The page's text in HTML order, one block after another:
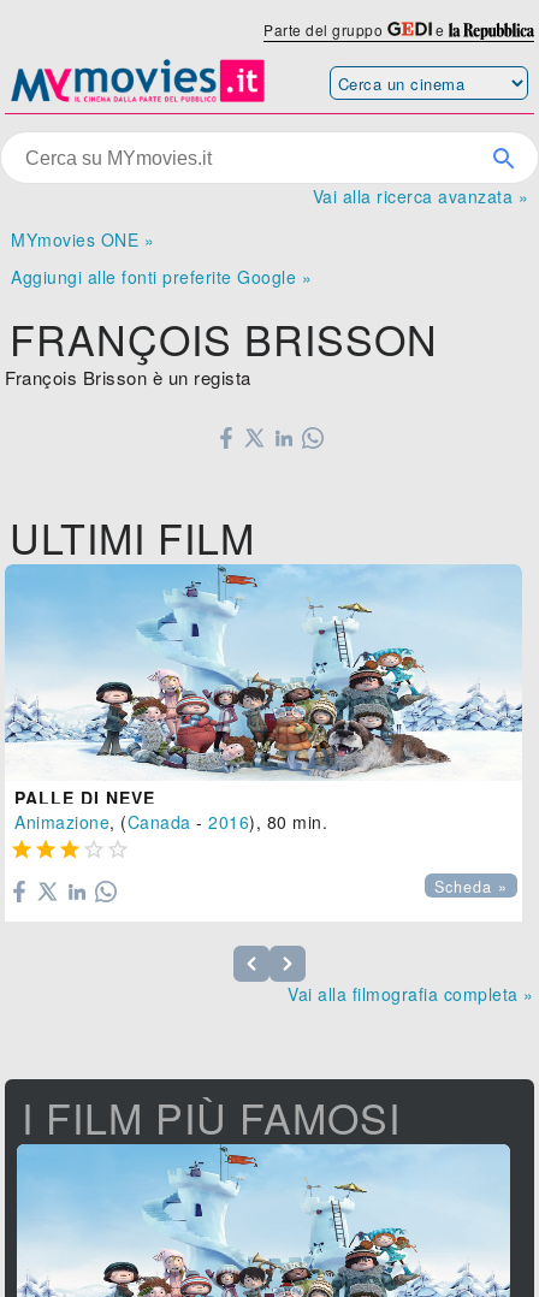
Parte del gruppo e
Vai alla ricerca avanzata »
MYmovies ONE »
Aggiungi alle fonti preferite Google »
FRANÇOIS BRISSON
François Brisson è un regista
ULTIMI FILM
PALLE DI NEVE
Animazione, (Canada -2016), 80 min.
    
Scheda »
Vai alla filmografia completa »
I FILM PIÙ FAMOSI